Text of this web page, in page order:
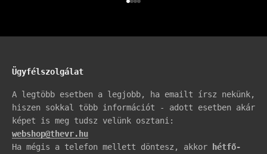
Ügyfélszolgálat
A legtöbb esetben a legjobb, ha emailt írsz nekünk,
hiszen sokkal több információt - adott esetben akár
képet is meg tudsz velünk osztani:
webshop@thevr.hu
Ha mégis a telefon mellett döntesz, akkor
hétfő-